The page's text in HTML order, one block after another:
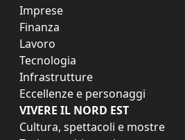
Imprese
Finanza
Lavoro
Tecnologia
Infrastrutture
Eccellenze e personaggi
VIVERE IL NORD EST
Cultura, spettacoli e mostre